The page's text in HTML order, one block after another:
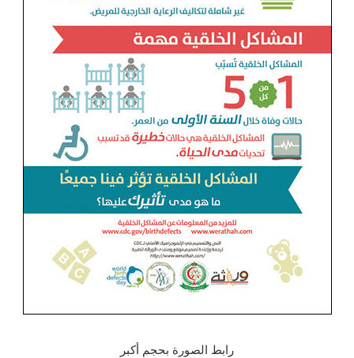
رابط الصورة بحجم أكبر